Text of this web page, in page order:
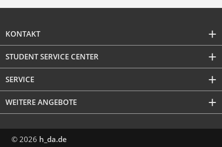
KONTAKT
STUDENT SERVICE CENTER
SERVICE
WEITERE ANGEBOTE
© 2026 h_da.de